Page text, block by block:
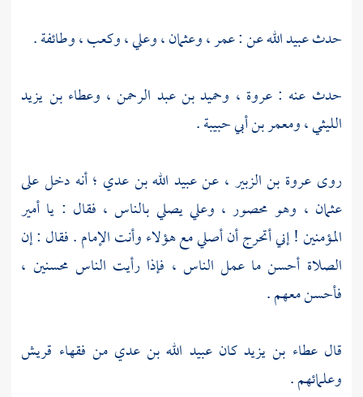
حدثعبيد اللهعن :عمر،وعثمان،وعلي،وكعب، وطائفة .
حدث عنه :عروة ، وحميد بن عبد الرحمن ، وعطاء بن يزيد
الليثي،ومعمر بن أبي حبيبة.
روى عروة بن الزبير ، عنعبيد الله بن عدي ؛ أنه دخل على
عثمان ، وهو محصور ، وعلييصلي بالناس ، فقال : يا أمير
المؤمنين ! إني أتحرج أن أصلي مع هؤلاء وأنت الإمام . فقال : إن
الصلاة أحسن ما عمل الناس ، فإذا رأيت الناس محسنين ،
فأحسن معهم .
قالعطاء بن يزيدكانعبيد الله بن عديمن فقهاء قريش
وعلمائهم .